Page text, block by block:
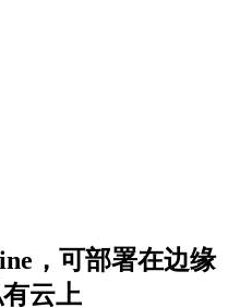
，可部署在边缘
云上